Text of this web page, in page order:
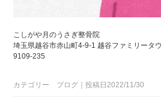
こしがや月のうさぎ整骨院
埼玉県越谷市赤山町4-9-1 越谷ファミリ
9109-235
カテゴリー ブログ｜投稿日2022/11/30